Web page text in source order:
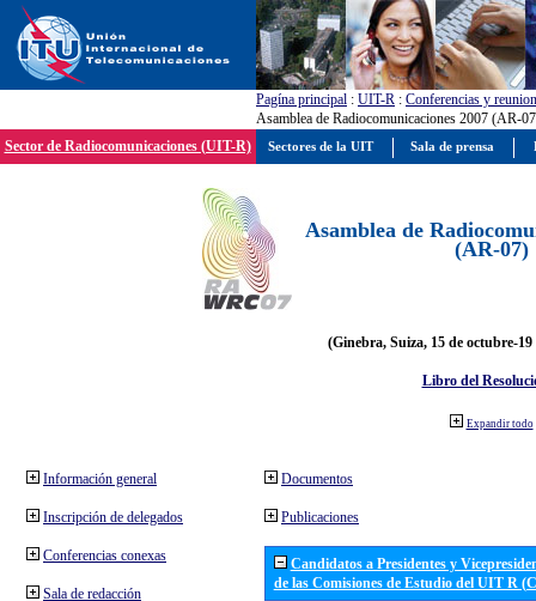
Pagína principal : UIT-R : Conferencias y
Asamblea de Radiocomunicaciones 2007 (AR-
Sector de Radiocomunicaciones (UIT-R)
Asamblea de
(AR-07)
(Ginebra, Suiza, 15 de octubre-19
Libro del
Expandir todo
Información general
Inscripción de delegados
Conferencias conexas
Sala de redacción
Documentos
Publicaciones
Candidatos a Presidentes y
de las Comisiones de Estudio del UIT R
Sectores de la UIT Sala de prensa